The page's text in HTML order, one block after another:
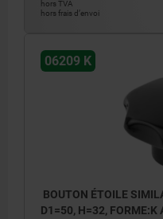
hors TVA
hors frais d’envoi
06209 K
BOUTON ÉTOILE
D1=50, H=32, FORME:K